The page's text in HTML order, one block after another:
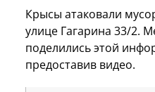
Крысы атаковали
улице Гагарина 33/2.
поделились этой
предоставив видео.